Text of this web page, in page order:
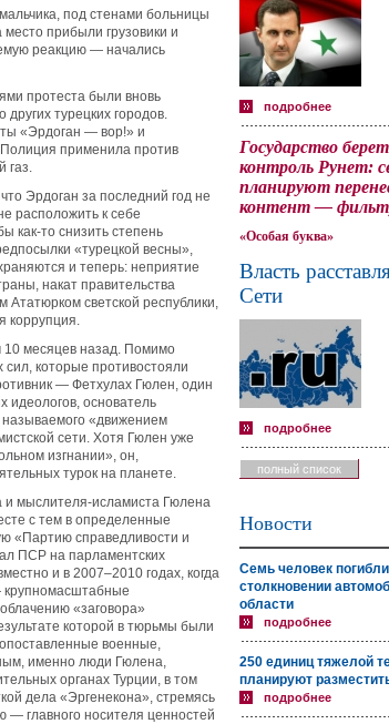
под стенами больницы
прибыли грузовики и
реакцию — начались
протеста были вновь
турецких городов.
«Эрдоган — вор!» и
применила против
газ.
Эрдоган за последний год не
расположить к себе
как-то снизить степень
«турецкой весны»,
и теперь: неприятие
накат правительства
светской республики,
коррупция.
10 месяцев назад. Помимо
которые противостояли
— Фетхулах Гюлен, один
идеологов, основатель
«движением
сети. Хотя Гюлен уже
изгнании», он,
турок на планете.
мыслителя-исламиста Гюлена
с тем в определенные
«Партию справедливости и
ПСР на парламентских
и в 2007–2010 годах, когда
крупномасштабные
«заговора»
которой в тюрьмы были
военные,
именно люди Гюлена,
органах Турции, в том
дела «Эргенекона», стремясь
— главного носителя ценностей
подробнее
Государство
контроль Рунет:
планируют
контент —
«Особая буква»
Власть
Сети
подробнее
полный список
Новости
Семь человек
столкновении
области
подробнее
250 единиц тяжелой
планируют
подробнее